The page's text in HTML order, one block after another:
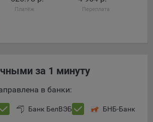
Яндекс
сервис веб-аналитики,
компанией Google, Inc. Адрес: Google,
веб-аналитики, которая позволяет
сервисов, предоставляемых
технолоджи», 220069 г. Минск, пр-т
Платёж Переплата
за 1 минуту
в банки:
Банк БелВЭБ БНБ-Банк